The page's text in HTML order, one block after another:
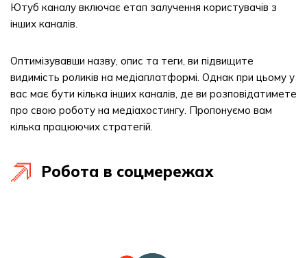
Ютуб каналу включає етап залучення користувачів з
інших каналів.
Оптимізувавши назву, опис та теги, ви підвищите
видимість роликів на медіаплатформі. Однак при цьому у
вас має бути кілька інших каналів, де ви розповідатимете
про свою роботу на медіахостингу. Пропонуємо вам
кілька працюючих стратегій.
Робота в соцмережах